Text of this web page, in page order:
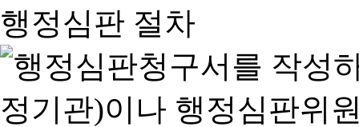
행정심판 절차